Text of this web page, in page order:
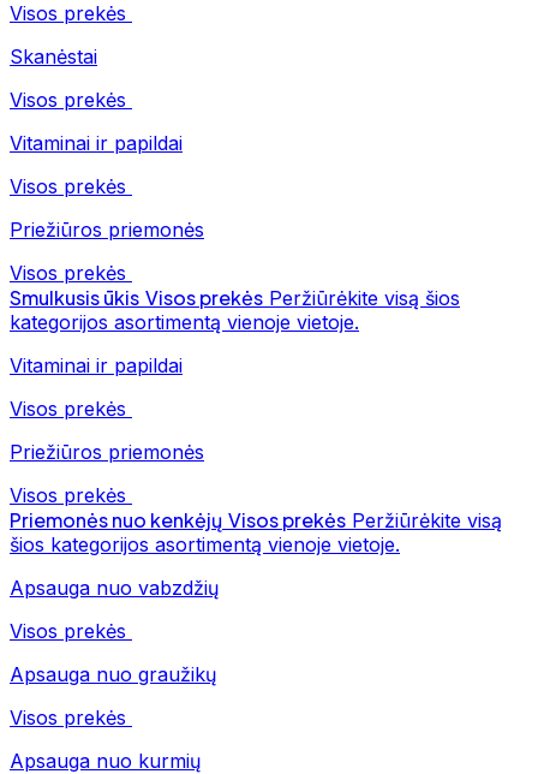
Visos prekės
Skanėstai
Visos prekės
Vitaminai ir papildai
Visos prekės
Priežiūros priemonės
Visos prekės
Smulkusis ūkis Visos prekės Peržiūrėkite visą šios
kategorijos asortimentą vienoje vietoje.
Vitaminai ir papildai
Visos prekės
Priežiūros priemonės
Visos prekės
Priemonės nuo kenkėjų Visos prekės Peržiūrėkite visą
šios kategorijos asortimentą vienoje vietoje.
Apsauga nuo vabzdžių
Visos prekės
Apsauga nuo graužikų
Visos prekės
Apsauga nuo kurmių